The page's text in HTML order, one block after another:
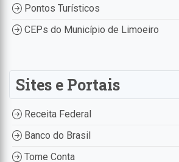
Pontos Turísticos
CEPs do Município de Limoeiro
Sites e Portais
Receita Federal
Banco do Brasil
Tome Conta